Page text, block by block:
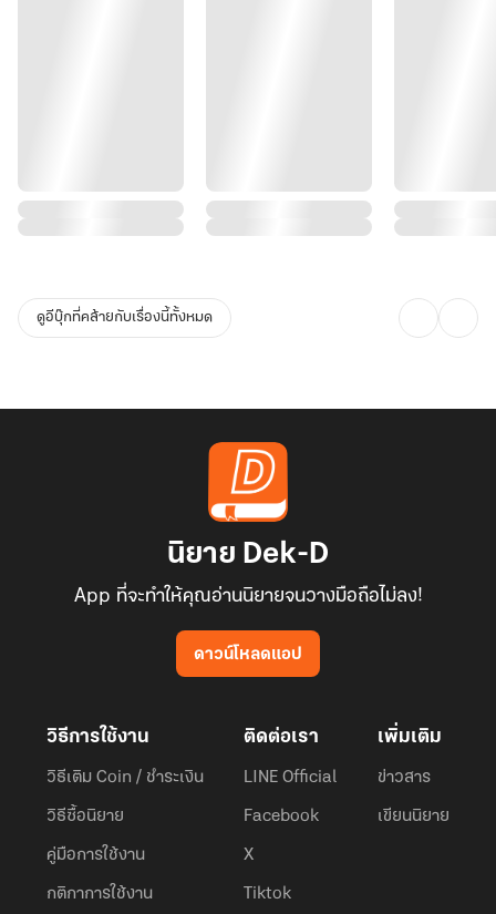
ดูอีบุ๊กที่คล้ายกับเรื่องนี้ทั้งหมด
นิยาย Dek-D
App ที่จะทำให้คุณอ่านนิยายจนวางมือถือไม่ลง!
ดาวน์โหลดแอป
วิธีการใช้งาน
วิธีเติม Coin / ชำระเงิน
วิธีซื้อนิยาย
คู่มือการใช้งาน
กติกาการใช้งาน
ติดต่อเรา
LINE Official
Facebook
X
Tiktok
เพิ่มเติม
ข่าวสาร
เขียนนิยาย